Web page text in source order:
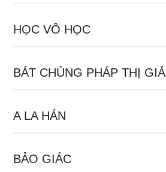
HỌC VÔ HỌC
BÁT CHỦNG PHÁP THỊ GIẢ
A LA HÁN
BẢO GIÁC